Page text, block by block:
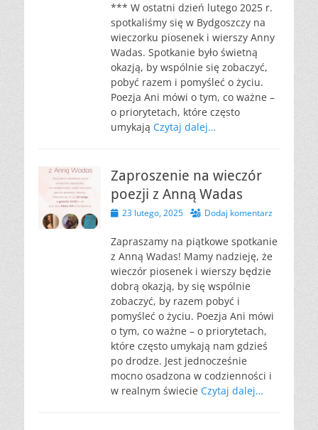
*** W ostatni dzień lutego 2025 r.
spotkaliśmy się w Bydgoszczy na
wieczorku piosenek i wierszy Anny
Wadas. Spotkanie było świetną
okazją, by wspólnie się zobaczyć,
pobyć razem i pomyśleć o życiu.
Poezja Ani mówi o tym, co ważne –
o priorytetach, które często
umykają Czytaj dalej…
Zaproszenie na wieczór
poezji z Anną Wadas
Opublikowano
23 lutego, 2025 Dodaj komentarz
Zapraszamy na piątkowe spotkanie
z Anną Wadas! Mamy nadzieję, że
wieczór piosenek i wierszy będzie
dobrą okazją, by się wspólnie
zobaczyć, by razem pobyć i
pomyśleć o życiu. Poezja Ani mówi
o tym, co ważne – o priorytetach,
które często umykają nam gdzieś
po drodze. Jest jednocześnie
mocno osadzona w codzienności i
w realnym świecie Czytaj dalej…